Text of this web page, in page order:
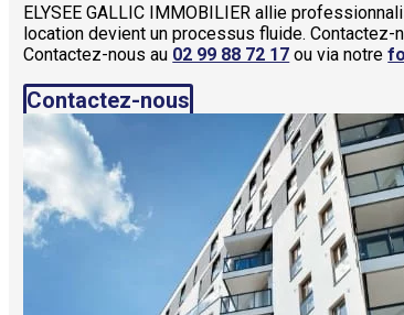
ELYSEE GALLIC IMMOBILIER allie
location devient un processus fluide. Contactez-
Contactez-nous au 02 99 88 72 17 ou via notre
Contactez-nous